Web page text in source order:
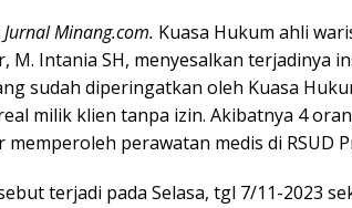
Minang.com. Kuasa Hukum ahli
M. Intania SH, menyesalkan terjadinya
sudah diperingatkan oleh Kuasa
milik klien tanpa izin. Akibatnya 4
memperoleh perawatan medis di RSUD
terjadi pada Selasa, tgl 7/11-2023